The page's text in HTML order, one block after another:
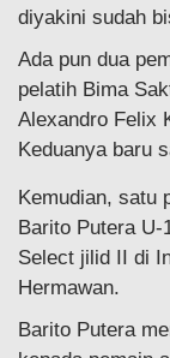
diyakini sudah
Ada pun dua
pelatih Bima
Alexandro Felix
Keduanya baru
Kemudian, satu
Barito Putera U-
Select jilid II di
Hermawan.
Barito Putera